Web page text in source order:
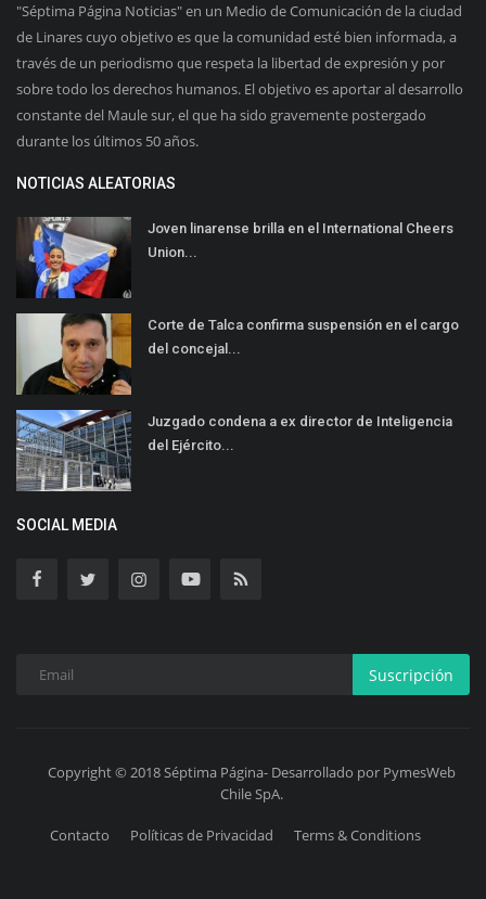
"Séptima Página Noticias" en un Medio de Comunicación de la ciudad
de Linares cuyo objetivo es que la comunidad esté bien informada, a
través de un periodismo que respeta la libertad de expresión y por
sobre todo los derechos humanos. El objetivo es aportar al desarrollo
constante del Maule sur, el que ha sido gravemente postergado
durante los últimos 50 años.
NOTICIAS ALEATORIAS
Joven linarense brilla en el International Cheers
Union...
Corte de Talca confirma suspensión en el cargo
del concejal...
Juzgado condena a ex director de Inteligencia
del Ejército...
SOCIAL MEDIA
Suscripción
Copyright © 2018 Séptima Página- Desarrollado por PymesWeb
Chile SpA.
Contacto Políticas de Privacidad Terms & Conditions